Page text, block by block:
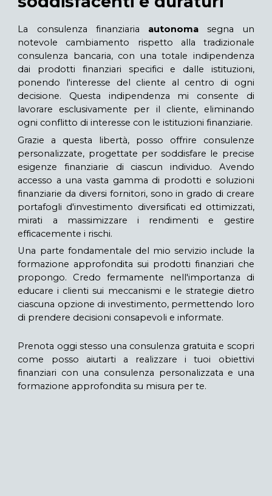
La consulenza finanziaria autonomasegna un
notevole cambiamento rispetto alla tradizionale
consulenza bancaria, con una totale indipendenza
dai prodotti finanziari specifici e dalle istituzioni,
ponendo l'interesse del cliente al centro di ogni
decisione. Questa indipendenza mi consente di
lavorare esclusivamente per il cliente, eliminando
ogni conflitto di interesse con le istituzioni finanziarie.
Grazie a questa libertà, posso offrire consulenze
personalizzate, progettate per soddisfare le precise
esigenze finanziarie di ciascun individuo. Avendo
accesso a una vasta gamma di prodotti e soluzioni
finanziarie da diversi fornitori, sono in grado di creare
portafogli d'investimento diversificati ed ottimizzati,
mirati a massimizzare i rendimenti e gestire
efficacemente i rischi.
Una parte fondamentale del mio servizio include la
formazione approfondita sui prodotti finanziari che
propongo. Credo fermamente nell'importanza di
educare i clienti sui meccanismi e le strategie dietro
ciascuna opzione di investimento, permettendo loro
di prendere decisioni consapevoli e informate.
Prenota oggi stesso una consulenza gratuita e scopri
come posso aiutarti a realizzare i tuoi obiettivi
finanziari con una consulenza personalizzata e una
formazione approfondita su misura per te.